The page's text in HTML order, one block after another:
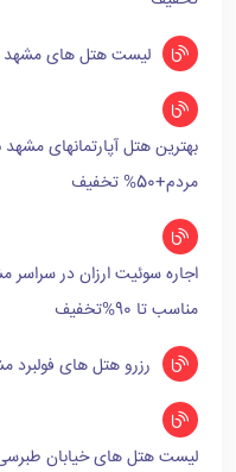
لیست هتل های مشهد با سلف
بهترین هتل آپارتمانهای
مردم+50% تخفیف
اجاره سوئیت ارزان در سراسر
مناسب تا 90%تخفیف
رزرو هتل های فولبرد